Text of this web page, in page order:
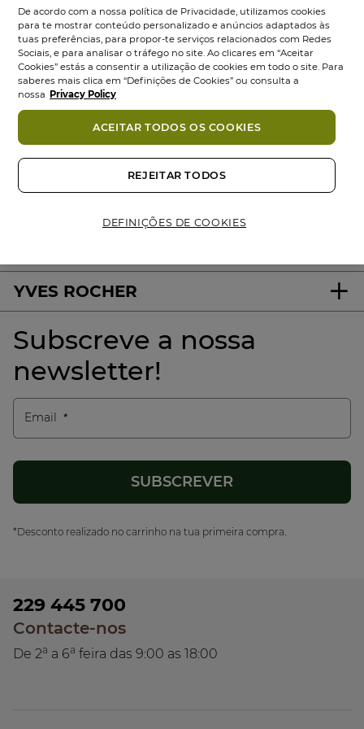
vegetais
campos orgânicos
Eco-concebidos
YVES ROCHER
Subscreve a nossa
newsletter!
Email
*Desconto realizado no carrinho na tua primeira compra.
229 445 700
Contacte-nos
De 2a a 6a feira das 9:00 as 18:00
De acordo com a nossa política de Privacidade, utilizamos cookies
para te mostrar conteúdo personalizado e anúncios adaptados às
tuas preferências, para propor-te serviços relacionados com Redes
Sociais, e para analisar o tráfego no site. Ao clicares em “Aceitar
Cookies” estás a consentir a utilização de cookies em todo o site. Para
saberes mais clica em “Definições de Cookies” ou consulta a
nossa Privacy Policy
DEFINIÇÕES DE COOKIES
REJEITAR TODOS
ACEITAR TODOS OS COOKIES